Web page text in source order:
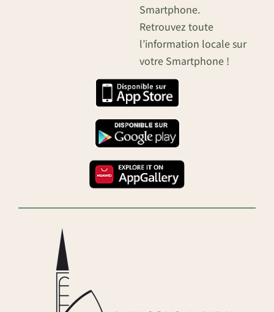
Smartphone.
Retrouvez toute
l’information locale sur
votre Smartphone !